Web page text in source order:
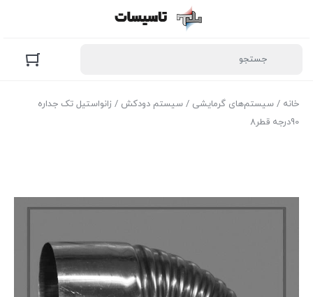
خانه / سیستم‌های گرمایشی / سیستم دودکش / زانواستیل تک جداره
90درجه قطر8